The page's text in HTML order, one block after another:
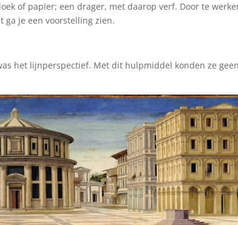
of papier; een drager, met daarop verf. Door te
ga je een voorstelling zien.
het lijnperspectief. Met dit hulpmiddel konden ze